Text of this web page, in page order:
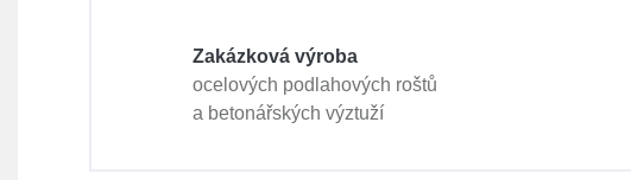
Zakázková výroba
ocelových podlahových roštů
a betonářských výztuží